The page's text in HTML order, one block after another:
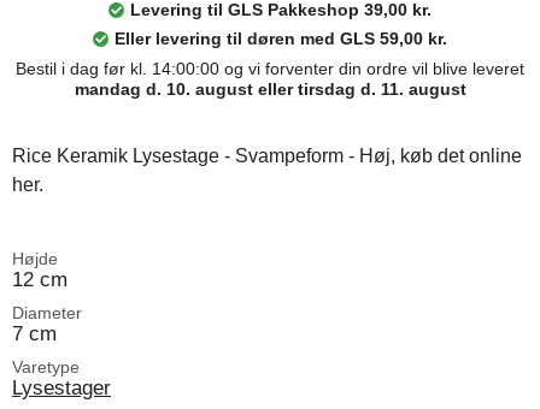
Levering til GLS Pakkeshop 39,00 kr.
Eller levering til døren med GLS 59,00 kr.
Bestil i dag før kl. 14:00:00 og vi forventer din ordre vil blive leveret
mandag d. 10. august eller tirsdag d. 11. august
Rice Keramik Lysestage - Svampeform - Høj, køb det online
her.
Højde
12 cm
Diameter
7 cm
Varetype
Lysestager